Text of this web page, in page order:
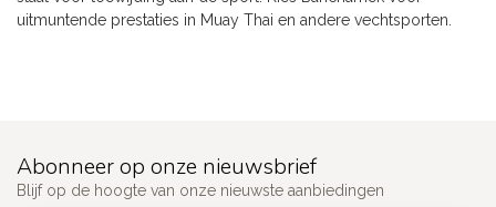
uitmuntende prestaties in Muay Thai en andere vechtsporten.
Abonneer op onze nieuwsbrief
Blijf op de hoogte van onze nieuwste aanbiedingen